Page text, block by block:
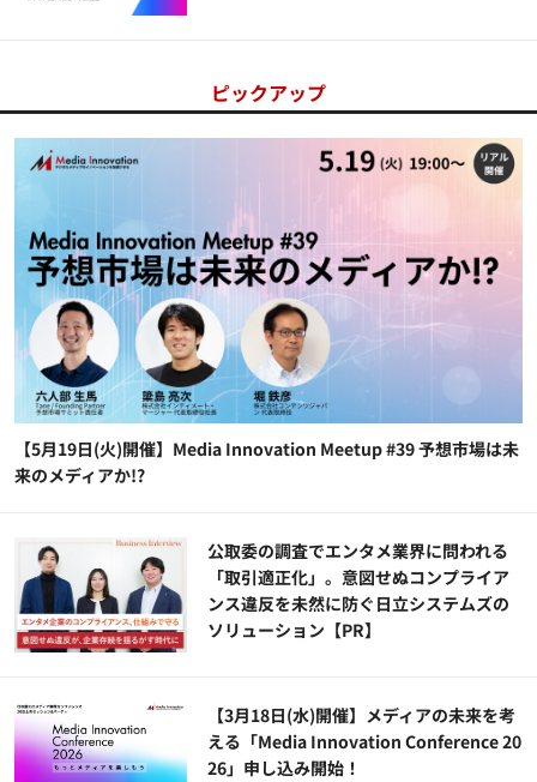
ピックアップ
【5月19日(火)開催】Media Innovation Meetup #39 予想市場は未
来のメディアか!?
公​​取委の調査でエンタメ業界に問われる
「取引適正化」。意図せぬコンプライア
ンス違反を未然に防ぐ日立システムズの
ソリューション​【PR】
【3月18日(水)開催】メディアの未来を考
える「Media Innovation Conference 20
26」申し込み開始！